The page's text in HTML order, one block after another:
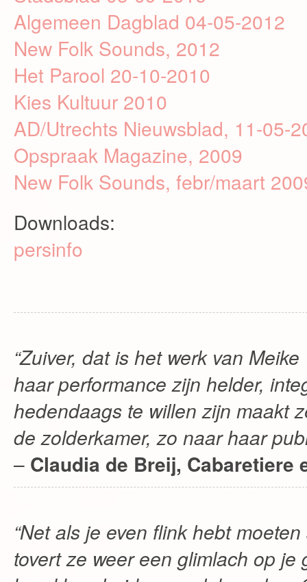
Algemeen Dagblad 04-05-2012
New Folk Sounds, 2012
Het Parool 20-10-2010
Kies Kultuur 2010
AD/Utrechts Nieuwsblad, 11-05-
Opspraak Magazine, 2009
New Folk Sounds, febr/maart
Downloads:
persinfo
“Zuiver, dat is het werk van
haar performance zijn helder,
hedendaags te willen zijn maakt
de zolderkamer, zo naar haar
– Claudia de Breij, Cabaretiere
“Net als je even flink hebt
tovert ze weer een glimlach op je